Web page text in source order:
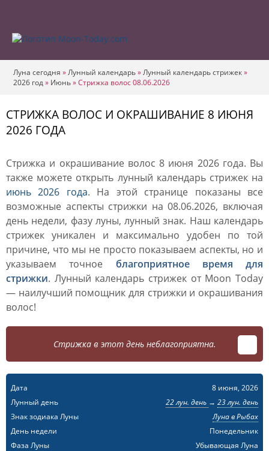
Луна сегодня »Лунный календарь»Лунный календарь стрижек»
2026 год» Июнь»Стрижка волос 08.06.2026
СТРИЖКА ВОЛОС И ОКРАШИВАНИЕ 8 ИЮНЯ
2026 ГОДА
Стрижка и окрашивание волос 8 июня 2026 года. Вы
также можете открыть лунный календарь стрижек на
июнь 2026 года. На этой странице показаны все
возможные аспекты стрижки на 08.06.2026, включая
день недели, фазу луны, лунный знак. Наш календарь
стрижек уникален и максимально удобен по той
причине, что мы не просто показываем аспекты, но и
указываем точное благоприятное время для
стрижки. Лунный календарь стрижек от Moon Today
— наилучший помощник для стрижки и окрашивания
волос!
Стрижка в этот день неблагоприятна.
Дата
8 июня, 2026
Лунный день
22 лун. день → 23 лун. день
Знак зодиака Луны
Луна в Рыбах
День недели
Понедельник
Фаза Луны
Убывающая Луна